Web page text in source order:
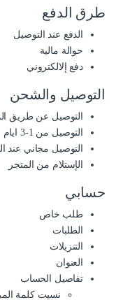
طرق الدفع
الدفع عند التوصيل
حوالة مالية
دفع إلالكتروني
التوصيل والشحن
التوصيل عن طريق
التوصيل من 1-3 ايام
التوصيل مجاني عند الشراء بـ
الإستلام من المتجر
حسابي
طلب خاص
الطلبات
التنزيلات
العنوان
تفاصيل الحساب
نسيت كلمة